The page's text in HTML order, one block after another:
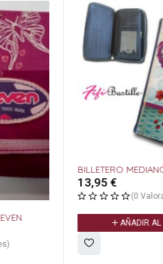
BILLETERO
13,95 €
(0
AÑADIR